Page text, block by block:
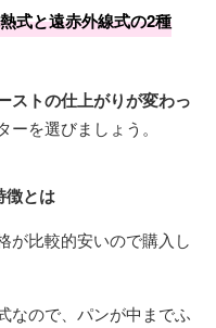
式と遠赤外線式の2種
ストの仕上がりが変わっ
を選びましょう。
徴とは
が比較的安いので購入し
なので、パンが中までふ